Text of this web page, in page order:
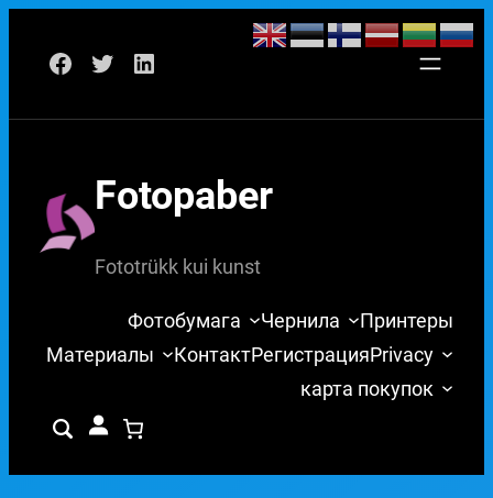
Facebook
TwitterLinkedIn
Fotopaber
Fototrükk kui kunst
Фотобумага Чернила
Принтеры
Материалы
КонтактРегистрацияPrivacy
карта покупок